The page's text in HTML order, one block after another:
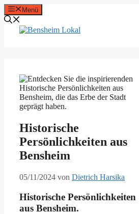
Zum
Inhalt
springen
Menü
Historische
Persönlichkeiten aus
Bensheim
05/11/2024 von Dietrich Harsika
Historische Persönlichkeiten
aus Bensheim.